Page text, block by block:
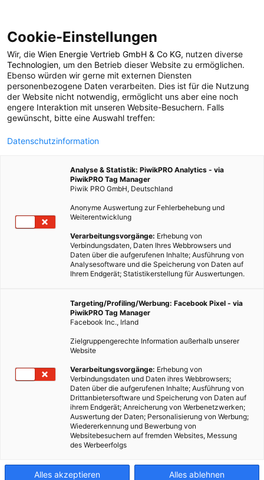
POSTS BY TAG
Orangenpresse
1 BEITRAG
Cookie-Einstellungen
Wir, die Wien Energie Vertrieb GmbH & Co KG, nutzen diverse
Technologien, um den Betrieb dieser Website zu ermöglichen.
Ebenso würden wir gerne mit externen Diensten
personenbezogene Daten verarbeiten. Dies ist für die Nutzung
der Website nicht notwendig, ermöglicht uns aber eine noch
engere Interaktion mit unseren Website-Besuchern. Falls
gewünscht, bitte eine Auswahl treffen:
Datenschutzinformation
Analyse & Statistik: PiwikPRO Analytics - via
PiwikPRO Tag Manager
Piwik PRO GmbH, Deutschland
Anonyme Auswertung zur Fehlerbehebung und
Weiterentwicklung
Verarbeitungsvorgänge: Erhebung von
Verbindungsdaten, Daten Ihres Webbrowsers und
Daten über die aufgerufenen Inhalte; Ausführung von
Analysesoftware und die Speicherung von Daten auf
Ihrem Endgerät; Statistikerstellung für Auswertungen.
Targeting/Profiling/Werbung: Facebook Pixel - via
PiwikPRO Tag Manager
Facebook Inc., Irland
Zielgruppengerechte Information außerhalb unserer
Website
Verarbeitungsvorgänge: Erhebung von
Verbindungsdaten und Daten ihres Webbrowsers;
Daten über die aufgerufenen Inhalte; Ausführung von
Drittanbietersoftware und Speicherung von Daten auf
ihrem Endgerät; Anreicherung von Werbenetzwerken;
Auswertung der Daten; Personalisierung von Werbung;
Wiedererkennung und Bewerbung von
Websitebesuchern auf fremden Websites, Messung
des Werbeerfolgs
Alles akzeptieren Alles ablehnen